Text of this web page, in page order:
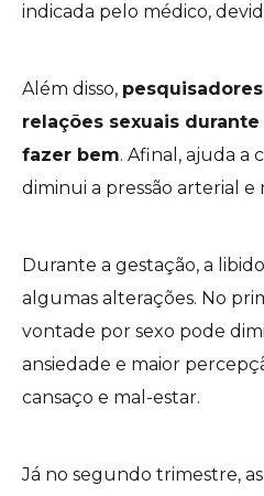
indicada pelo médico,
Além disso,
relações sexuais
fazer bem. Afinal, ajuda a
diminui a pressão arterial e
Durante a gestação, a
algumas alterações. No
vontade por sexo pode
ansiedade e maior
cansaço e mal-estar.
Já no segundo trimestre,